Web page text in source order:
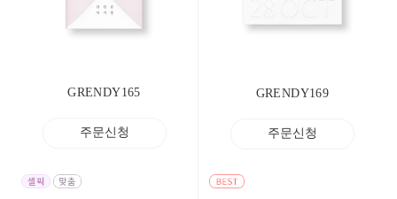
GRENDY165
주문신청
GRENDY169
주문신청